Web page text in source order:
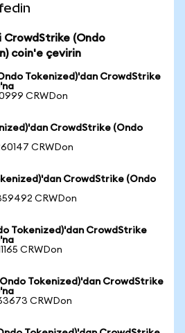
(Ondo
coin'e çevirin
Tokenized)'dan CrowdStrike
CRWDon
CrowdStrike (Ondo
CRWDon
CrowdStrike (Ondo
CRWDon
Tokenized)'dan CrowdStrike
CRWDon
Tokenized)'dan CrowdStrike
CRWDon